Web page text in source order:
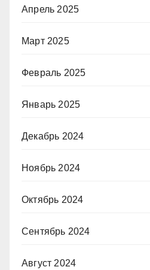
Апрель 2025
Март 2025
Февраль 2025
Январь 2025
Декабрь 2024
Ноябрь 2024
Октябрь 2024
Сентябрь 2024
Август 2024